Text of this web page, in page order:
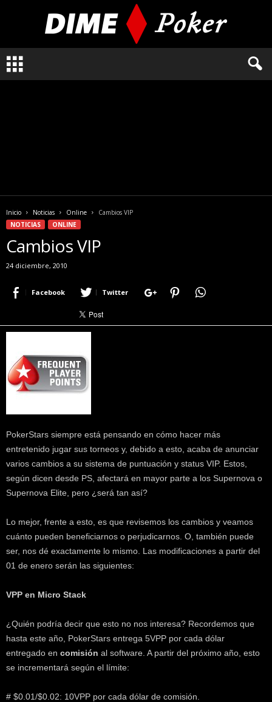
q
t
Inicio Noticias Online
Cambios VIP
NOTICIAS
ONLINE
Cambios VIP
24 diciembre, 2010
Facebook Twitter
PokerStars siempre está pensando en cómo hacer más
entretenido jugar sus torneos y, debido a esto, acaba de anunciar
varios cambios a su sistema de puntuación y status VIP. Estos,
según dicen desde PS, afectará en mayor parte a los Supernova o
Supernova Elite, pero ¿será tan así?
Lo mejor, frente a esto, es que revisemos los cambios y veamos
cuánto pueden beneficiarnos o perjudicarnos. O, también puede
ser, nos dé exactamente lo mismo. Las modificaciones a partir del
01 de enero serán las siguientes:
VPP en Micro Stack
¿Quién podría decir que esto no nos interesa? Recordemos que
hasta este año, PokerStars entrega 5VPP por cada dólar
entregado en comisión al software. A partir del próximo año, esto
se incrementará según el límite:
# $0.01/$0.02: 10VPP por cada dólar de comisión.